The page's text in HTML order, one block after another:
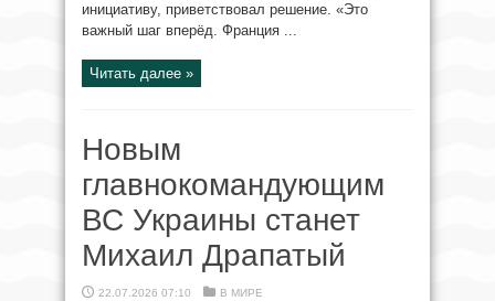
инициативу, приветствовал решение. «Это
важный шаг вперёд. Франция ...
Читать далее »
Новым
главнокомандующим
ВС Украины станет
Михаил Драпатый
22.07.2026 07:10 В МИРЕ